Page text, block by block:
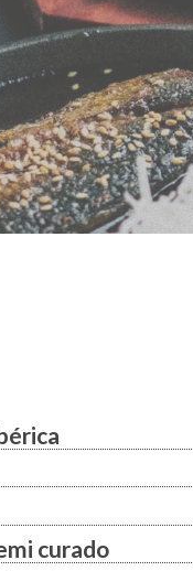
curado